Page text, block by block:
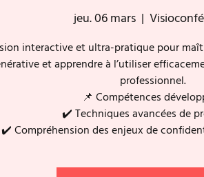
jeu. 06 mars
  |
interactive et ultra-pratique pour
et apprendre à l’utiliser
professionnel.
📌 Compétences
✔️ Techniques avancées de